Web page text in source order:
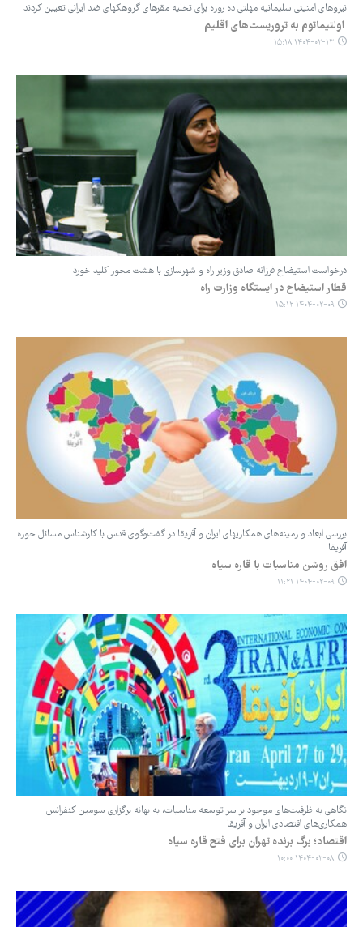
نیروهای امنیتی سلیمانیه مهلتی ده روزه برای تخلیه مقرهای گروهکهای ضد ایرانی تعیین کردند
اولتیماتوم به تروریست‌های اقلیم
۱۴۰۴-۰۲-۱۳ ۱۵:۱۸
درخواست استیضاح فرزانه صادق وزیر راه و شهرسازی با هشت محور کلید خورد
قطار استیضاح در ایستگاه وزارت راه
۱۴۰۴-۰۲-۰۹ ۱۵:۱۲
بررسی ابعاد و زمینه‌های همکاریهای ایران و آفریقا در گفت‌وگوی قدس با کارشناس مسائل حوزه
آفریقا
افق روشن مناسبات با قاره سیاه
۱۴۰۴-۰۲-۰۹ ۱۱:۲۱
نگاهی به ظرفیت‌های موجود بر سر توسعه مناسبات، به بهانه برگزاری سومین کنفرانس
همکاری‌های اقتصادی ایران و آفریقا
اقتصاد؛ برگ برنده تهران برای فتح قاره سیاه
۱۴۰۴-۰۲-۰۸ ۱۰:۰۰